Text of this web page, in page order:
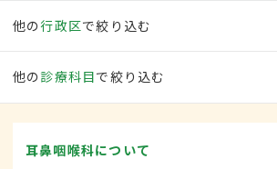
他の行政区で絞り込む
他の 診療科目で絞り込む
耳鼻咽喉科について